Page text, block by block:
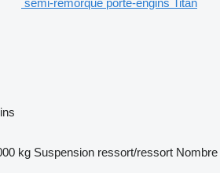
kg Suspension ressort/ressort Nombre